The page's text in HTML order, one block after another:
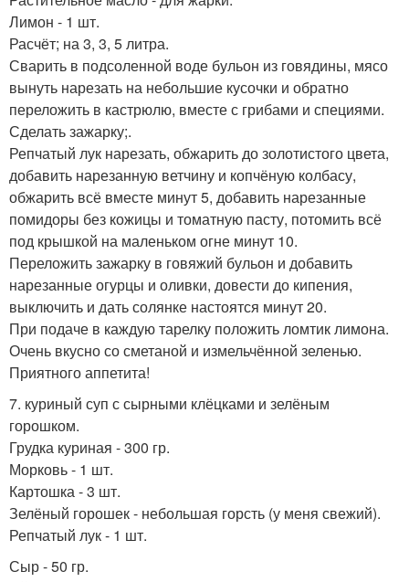
Лимон - 1 шт.
Расчёт; на 3, 3, 5 литра.
Сварить в подсоленной воде бульон из говядины, мясо
вынуть нарезать на небольшие кусочки и обратно
переложить в кастрюлю, вместе с грибами и специями.
Сделать зажарку;.
Репчатый лук нарезать, обжарить до золотистого цвета,
добавить нарезанную ветчину и копчёную колбасу,
обжарить всё вместе минут 5, добавить нарезанные
помидоры без кожицы и томатную пасту, потомить всё
под крышкой на маленьком огне минут 10.
Переложить зажарку в говяжий бульон и добавить
нарезанные огурцы и оливки, довести до кипения,
выключить и дать солянке настоятся минут 20.
При подаче в каждую тарелку положить ломтик лимона.
Очень вкусно со сметаной и измельчённой зеленью.
Приятного аппетита!
7. куриный суп с сырными клёцками и зелёным
горошком.
Грудка куриная - 300 гр.
Морковь - 1 шт.
Картошка - 3 шт.
Зелёный горошек - небольшая горсть (у меня свежий).
Репчатый лук - 1 шт.
Сыр - 50 гр.